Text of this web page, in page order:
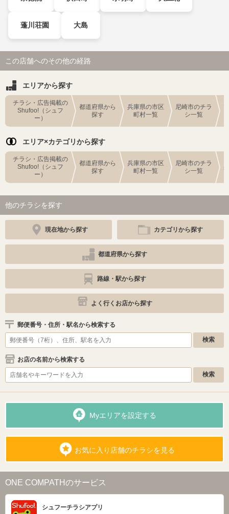
蓬川荘園 大島
この店舗へのその他の経路
エリアから探す
チラシ・広告掲載の
Shufoo!（シュフ
ー）
都道府県から
探す
兵庫県の市区
町村一覧
尼崎市のチラ
シ一覧
エリア×カテゴリから探す
チラシ・広告掲載の
Shufoo!（シュフ
ー）
都道府県から
探す
兵庫県の市区
町村一覧
尼崎市のチラ
シ一覧
他のチラシを探す
現在地から探す カテゴリから探す
都道府県から探す
路線・駅から探す
よく行くお店から探す
郵便番号・住所・駅名から検索する
お店の名前から検索する
Myエリアを設定する
お気に入り店舗のチラシを見る
ONE COMPATHのサービス
シュフーチラシアプリ